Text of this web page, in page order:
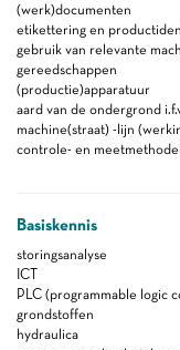
(werk)documenten
etikettering en
gebruik van relevante
gereedschappen
(productie)apparatuur
aard van de ondergrond
machine(straat) -lijn
controle- en
Basiskennis
storingsanalyse
ICT
PLC (programmable logic
grondstoffen
hydraulica